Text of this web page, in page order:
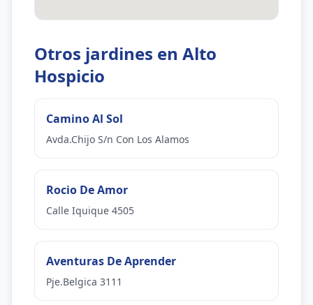
Otros jardines en Alto
Hospicio
Camino Al Sol
Avda.Chijo S/n Con Los Alamos
Rocio De Amor
Calle Iquique 4505
Aventuras De Aprender
Pje.Belgica 3111